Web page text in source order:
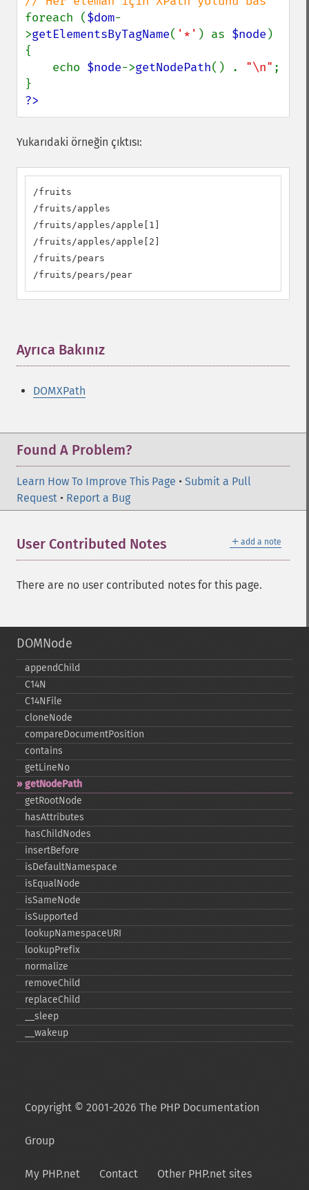
foreach ($dom-
>getElementsByTagName( '*' ) as $node )
{
    echo
$node->getNodePath() . "\n" ;
?>
Yukarıdaki örneğin çıktısı:
/fruits
/fruits/apples
/fruits/apples/apple[1]
/fruits/apples/apple[2]
/fruits/pears
/fruits/pears/pear
Ayrıca Bakınız
DOMXPath
Found A Problem?
Learn How To Improve This Page • Submit a Pull
Request • Report a Bug
＋ add a note
User Contributed Notes
There are no user contributed notes for this page.
DOMNode
appendChild
C14N
C14NFile
cloneNode
compareDocumentPosition
contains
getLineNo
getNodePath
getRootNode
hasAttributes
hasChildNodes
insertBefore
isDefaultNamespace
isEqualNode
isSameNode
isSupported
lookupNamespaceURI
lookupPrefix
normalize
removeChild
replaceChild
_​_​sleep
_​_​wakeup
Copyright © 2001-2026 The PHP Documentation
Group
My PHP.net Contact Other PHP.net sites